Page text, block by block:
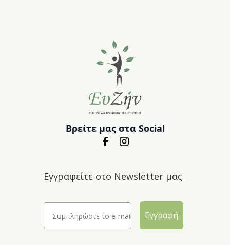
Βρείτε μας στα Social
Εγγραφείτε στο Newsletter μας
Εγγραφή